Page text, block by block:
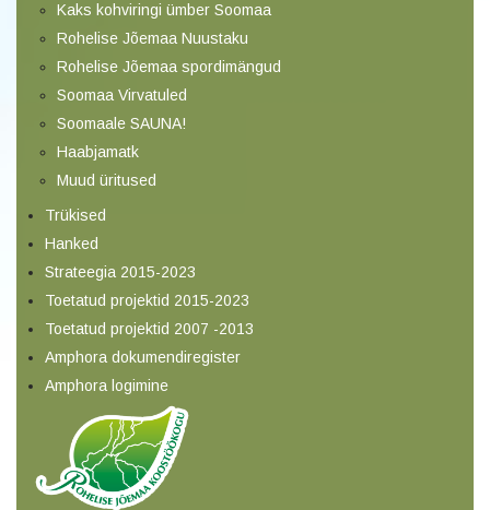
Kaks kohviringi ümber Soomaa
Rohelise Jõemaa Nuustaku
Rohelise Jõemaa spordimängud
Soomaa Virvatuled
Soomaale SAUNA!
Haabjamatk
Muud üritused
Trükised
Hanked
Strateegia 2015-2023
Toetatud projektid 2015-2023
Toetatud projektid 2007 -2013
Amphora dokumendiregister
Amphora logimine